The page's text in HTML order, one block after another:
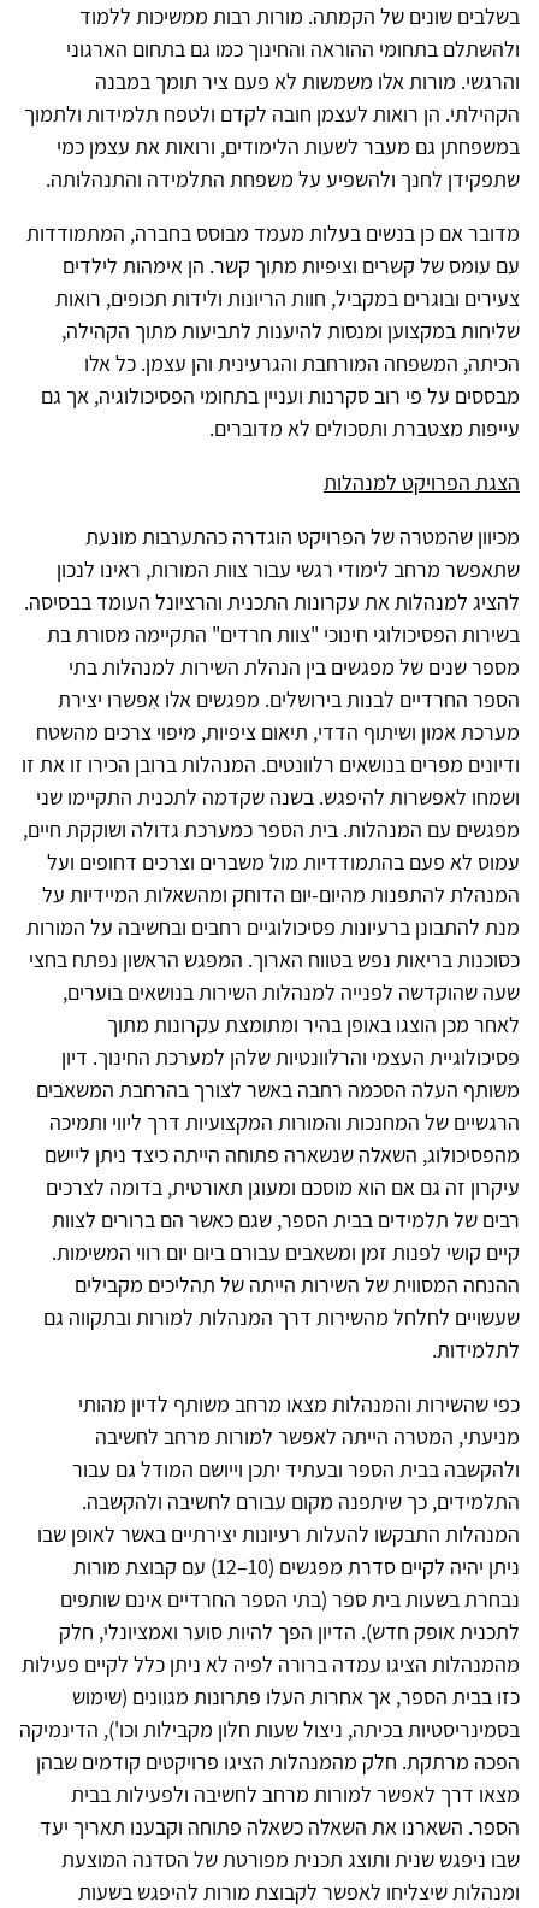
בשלבים שונים של הקמתה. מורות רבות ממשיכות ללמוד
ולהשתלם בתחומי ההוראה והחינוך כמו גם בתחום הארגוני
והרגשי. מורות אלו משמשות לא פעם ציר תומך במבנה
הקהילתי. הן רואות לעצמן חובה לקדם ולטפח תלמידות ולתמוך
במשפחתן גם מעבר לשעות הלימודים, ורואות את עצמן כמי
שתפקידן לחנך ולהשפיע על משפחת התלמידה והתנהלותה.
מדובר אם כן בנשים בעלות מעמד מבוסס בחברה, המתמודדות
עם עומס של קשרים וציפיות מתוך קשר. הן אימהות לילדים
צעירים ובוגרים במקביל, חוות הריונות ולידות תכופים, רואות
שליחות במקצוען ומנסות להיענות לתביעות מתוך הקהילה,
הכיתה, המשפחה המורחבת והגרעינית והן עצמן. כל אלו
מבססים על פי רוב סקרנות ועניין בתחומי הפסיכולוגיה, אך גם
עייפות מצטברת ותסכולים לא מדוברים.
הצגת הפרויקט למנהלות
מכיוון שהמטרה של הפרויקט הוגדרה כהתערבות מונעת
שתאפשר מרחב לימודי רגשי עבור צוות המורות, ראינו לנכון
להציג למנהלות את עקרונות התכנית והרציונל העומד בבסיסה.
בשירות הפסיכולוגי חינוכי "צוות חרדים" התקיימה מסורת בת
מספר שנים של מפגשים בין הנהלת השירות למנהלות בתי
הספר החרדיים לבנות בירושלים. מפגשים אלו אִפשרו יצירת
מערכת אמון ושיתוף הדדי, תיאום ציפיות, מיפוי צרכים מהשטח
ודיונים מפרים בנושאים רלוונטים. המנהלות ברובן הכירו זו את זו
ושמחו לאפשרות להיפגש. בשנה שקדמה לתכנית התקיימו שני
מפגשים עם המנהלות. בית הספר כמערכת גדולה ושוקקת חיים,
עמוס לא פעם בהתמודדיות מול משברים וצרכים דחופים ועל
המנהלת להתפנות מהיום-יום הדוחק ומהשאלות המיידיות על
מנת להתבונן ברעיונות פסיכולוגיים רחבים ובחשיבה על המורות
כסוכנות בריאות נפש בטווח הארוך. המפגש הראשון נפתח בחצי
שעה שהוקדשה לפנייה למנהלות השירות בנושאים בוערים,
לאחר מכן הוצגו באופן בהיר ומתומצת עקרונות מתוך
פסיכולוגיית העצמי והרלוונטיות שלהן למערכת החינוך. דיון
משותף העלה הסכמה רחבה באשר לצורך בהרחבת המשאבים
הרגשיים של המחנכות והמורות המקצועיות דרך ליווי ותמיכה
מהפסיכולוג, השאלה שנשארה פתוחה הייתה כיצד ניתן ליישם
עיקרון זה גם אם הוא מוסכם ומעוגן תאורטית, בדומה לצרכים
רבים של תלמידים בבית הספר, שגם כאשר הם ברורים לצוות
קיים קושי לפנות זמן ומשאבים עבורם ביום יום רווי המשימות.
ההנחה המסווית של השירות הייתה של תהליכים מקבילים
שעשויים לחלחל מהשירות דרך המנהלות למורות ובתקווה גם
לתלמידות.
כפי שהשירות והמנהלות מצאו מרחב משותף לדיון מהותי
מניעתי, המטרה הייתה לאפשר למורות מרחב לחשיבה
ולהקשבה בבית הספר ובעתיד יתכן וייושם המודל גם עבור
התלמידים, כך שיתפנה מקום עבורם לחשיבה ולהקשבה.
המנהלות התבקשו להעלות רעיונות יצירתיים באשר לאופן שבו
ניתן יהיה לקיים סדרת מפגשים (10–12) עם קבוצת מורות
נבחרת בשעות בית ספר (בתי הספר החרדיים אינם שותפים
לתכנית אופק חדש). הדיון הפך להיות סוער ואמציונלי, חלק
מהמנהלות הציגו עמדה ברורה לפיה לא ניתן כלל לקיים פעילות
כזו בבית הספר, אך אחרות העלו פתרונות מגוונים (שימוש
בסמינריסטיות בכיתה, ניצול שעות חלון מקבילות וכו'), הדינמיקה
הפכה מרתקת. חלק מהמנהלות הציגו פרויקטים קודמים שבהן
מצאו דרך לאפשר למורות מרחב לחשיבה ולפעילות בבית
הספר. השארנו את השאלה כשאלה פתוחה וקבענו תאריך יעד
שבו ניפגש שנית ותוצג תכנית מפורטת של הסדנה המוצעת
ומנהלות שיצליחו לאפשר לקבוצת מורות להיפגש בשעות